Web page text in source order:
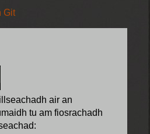
Git
air an
tu am fiosrachadh